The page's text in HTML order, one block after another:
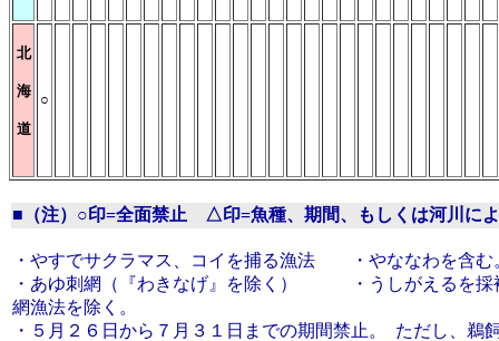
北
海
道
○
■（注）○印=全面禁止 △印=魚種、期間、もしくは河川に
・やすでサクラマス、コイを捕る漁法 ・やななわを含む
・あゆ刺網（『わきなげ』を除く） ・うしがえるを採
網漁法を除く。
・５月２６日から７月３１日までの期間禁止。 ただ